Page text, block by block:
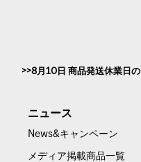
8月10日 商品発送休業日
ニュース
News&キャンペーン
メディア掲載商品一覧